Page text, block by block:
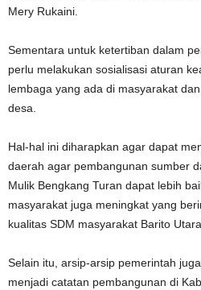
Mery Rukaini.
Sementara untuk ketertiban dalam
perlu melakukan sosialisasi aturan
lembaga yang ada di masyarakat
desa.
Hal-hal ini diharapkan agar dapat
daerah agar pembangunan sumber
Mulik Bengkang Turan dapat lebih
masyarakat juga meningkat yang
kualitas SDM masyarakat Barito
Selain itu, arsip-arsip pemerintah
menjadi catatan pembangunan di